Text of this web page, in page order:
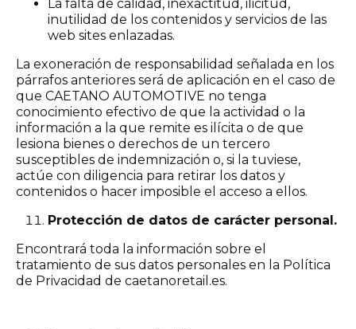
La falta de calidad, inexactitud, ilicitud,
inutilidad de los contenidos y servicios de las
web sites enlazadas.
La exoneración de responsabilidad señalada en los
párrafos anteriores será de aplicación en el caso de
que CAETANO AUTOMOTIVE no tenga
conocimiento efectivo de que la actividad o la
información a la que remite es ilícita o de que
lesiona bienes o derechos de un tercero
susceptibles de indemnización o, si la tuviese,
actúe con diligencia para retirar los datos y
contenidos o hacer imposible el acceso a ellos.
Protección de datos de carácter personal.
Encontrará toda la información sobre el
tratamiento de sus datos personales en la Política
de Privacidad de caetanoretail.es.